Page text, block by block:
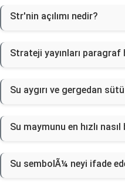
Str'nin açılımı nedir?
Strateji yayınları paragraf
Su aygırı ve gergedan
Su maymunu en hızlı nasıl
Su sembolÃ¼ neyi ifade